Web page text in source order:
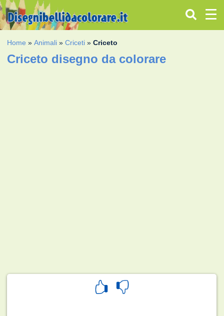
Home »Animali »Criceti »Criceto
Criceto disegno da colorare